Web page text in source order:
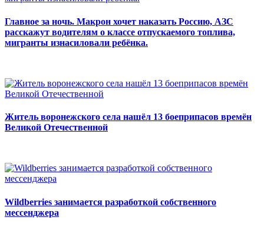
Главное за ночь. Макрон хочет наказать Россию, АЗС
расскажут водителям о классе отпускаемого топлива,
мигранты изнасиловали ребёнка.
Житель воронежского села нашёл 13 боеприпасов времён
Великой Отечественной
Wildberries занимается разработкой собственного
мессенджера